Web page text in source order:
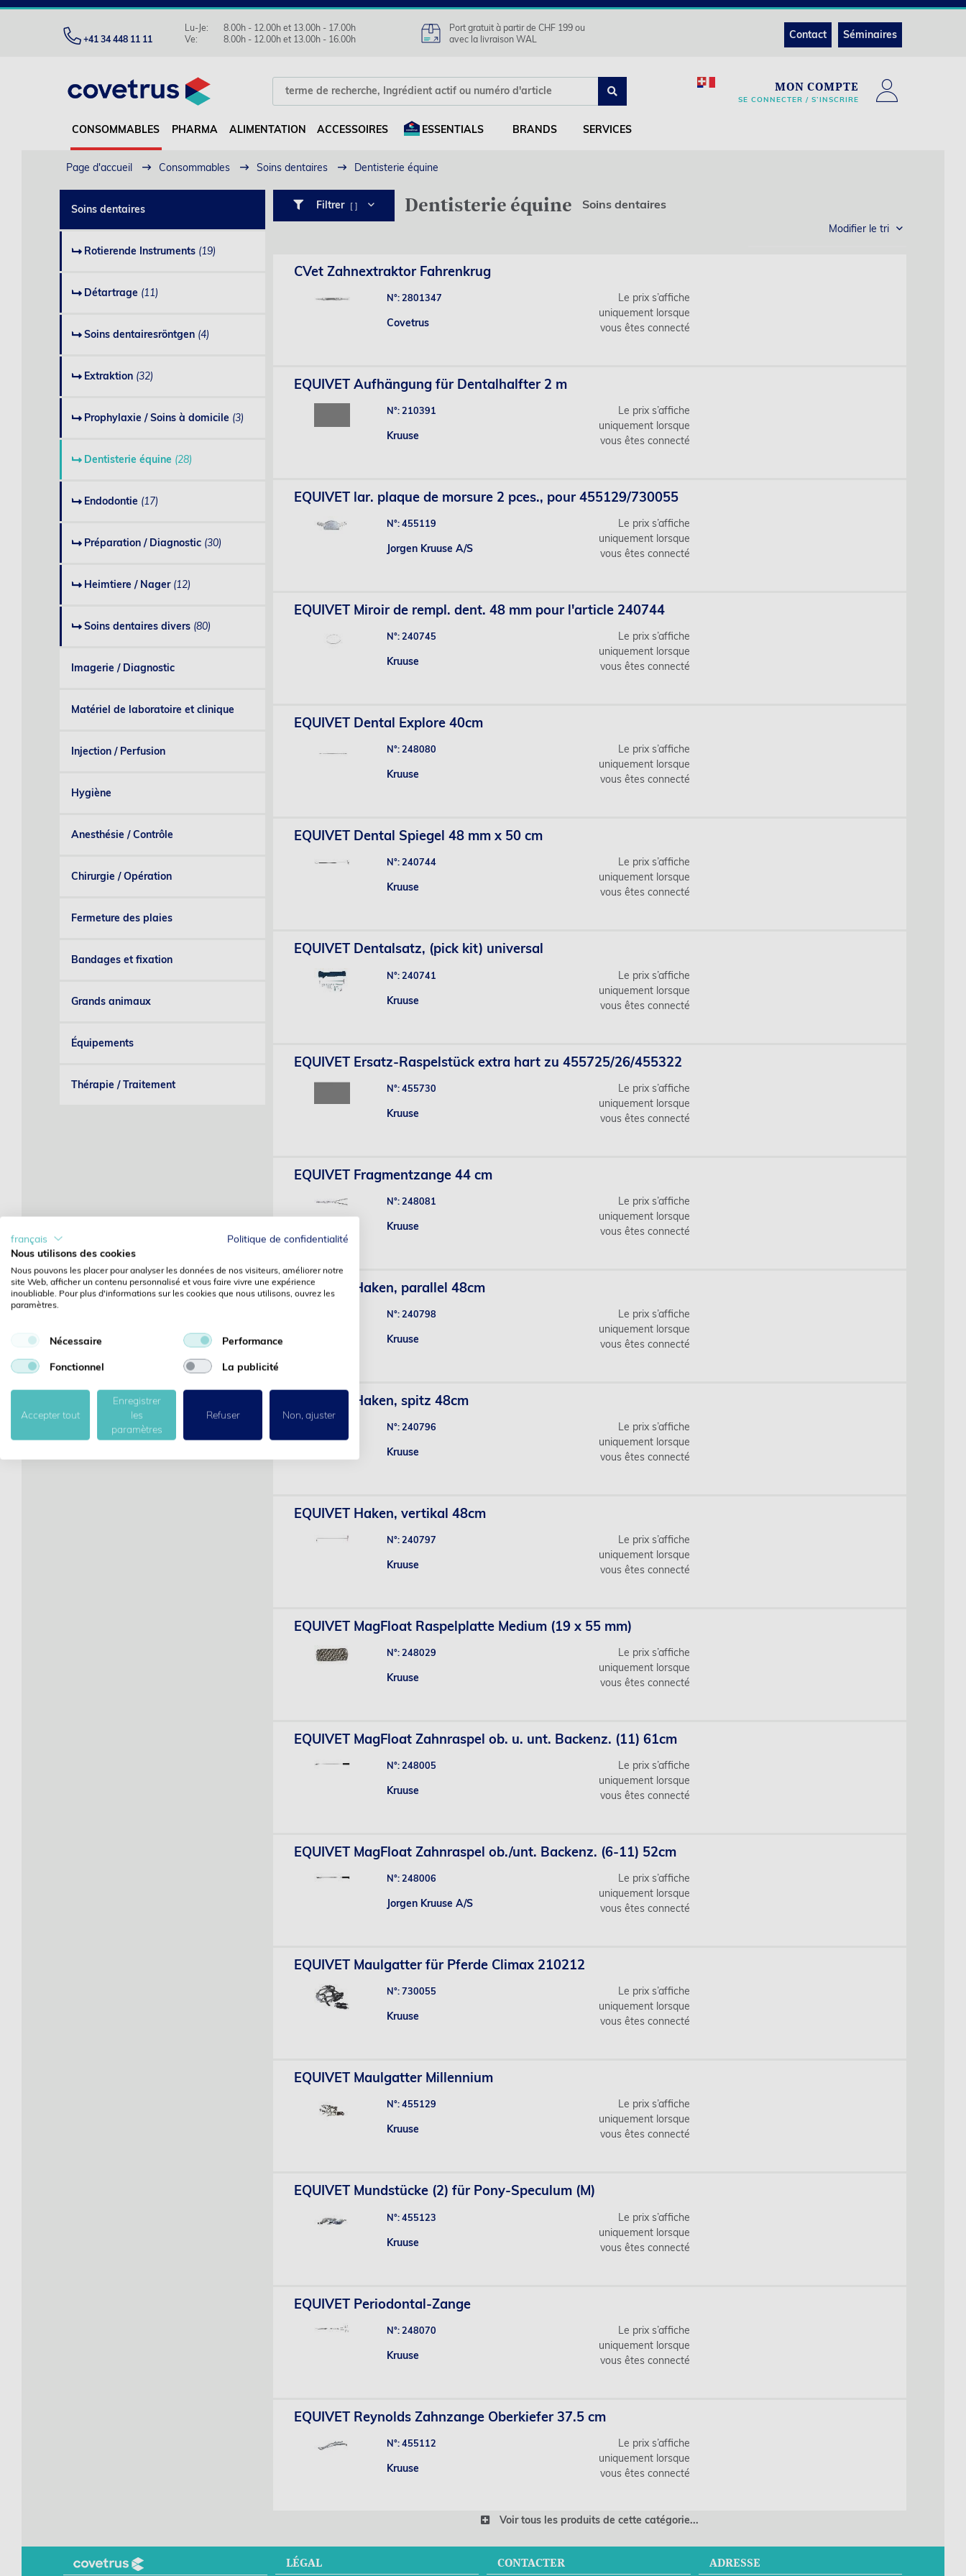
+41 34 448 11 11
Lu-Je:
Ve:
8.00h - 12.00h et 13.00h - 17.00h
8.00h - 12.00h et 13.00h - 16.00h
Port gratuit à partir de CHF 199 ou
avec la livraison WAL
Contact Séminaires
CONSOMMABLES PHARMA ALIMENTATION ACCESSOIRES ESSENTIALS BRANDS SERVICES
MON COMPTE
SE CONNECTER / S’INSCRIRE
Page d'accueil Consommables Soins dentaires Dentisterie équine
Soins dentaires
Rotierende Instruments (19)
Détartrage (11)
Soins dentairesröntgen (4)
Extraktion (32)
Prophylaxie / Soins à domicile (3)
Dentisterie équine (28)
Endodontie (17)
Préparation / Diagnostic (30)
Heimtiere / Nager (12)
Soins dentaires divers (80)
Imagerie / Diagnostic
Matériel de laboratoire et clinique
Injection / Perfusion
Hygiène
Anesthésie / Contrôle
Chirurgie / Opération
Fermeture des plaies
Bandages et fixation
Grands animaux
Équipements
Thérapie / Traitement
Filtrer [ ] Dentisterie équine Soins dentaires
Modifier le tri
CVet Zahnextraktor Fahrenkrug
N°: 2801347
Covetrus
Le prix s’affiche
uniquement lorsque
vous êtes connecté
EQUIVET Aufhängung für Dentalhalfter 2 m
N°: 210391
Kruuse
Le prix s’affiche
uniquement lorsque
vous êtes connecté
EQUIVET lar. plaque de morsure 2 pces., pour 455129/730055
N°: 455119
Jorgen Kruuse A/S
Le prix s’affiche
uniquement lorsque
vous êtes connecté
EQUIVET Miroir de rempl. dent. 48 mm pour l'article 240744
N°: 240745
Kruuse
Le prix s’affiche
uniquement lorsque
vous êtes connecté
EQUIVET Dental Explore 40cm
N°: 248080
Kruuse
Le prix s’affiche
uniquement lorsque
vous êtes connecté
EQUIVET Dental Spiegel 48 mm x 50 cm
N°: 240744
Kruuse
Le prix s’affiche
uniquement lorsque
vous êtes connecté
EQUIVET Dentalsatz, (pick kit) universal
N°: 240741
Kruuse
Le prix s’affiche
uniquement lorsque
vous êtes connecté
EQUIVET Ersatz-Raspelstück extra hart zu 455725/26/455322
N°: 455730
Kruuse
Le prix s’affiche
uniquement lorsque
vous êtes connecté
EQUIVET Fragmentzange 44 cm
N°: 248081
Kruuse
Le prix s’affiche
uniquement lorsque
vous êtes connecté
EQUIVET Haken, parallel 48cm
N°: 240798
Kruuse
Le prix s’affiche
uniquement lorsque
vous êtes connecté
EQUIVET Haken, spitz 48cm
N°: 240796
Kruuse
Le prix s’affiche
uniquement lorsque
vous êtes connecté
EQUIVET Haken, vertikal 48cm
N°: 240797
Kruuse
Le prix s’affiche
uniquement lorsque
vous êtes connecté
EQUIVET MagFloat Raspelplatte Medium (19 x 55 mm)
N°: 248029
Kruuse
Le prix s’affiche
uniquement lorsque
vous êtes connecté
EQUIVET MagFloat Zahnraspel ob. u. unt. Backenz. (11) 61cm
N°: 248005
Kruuse
Le prix s’affiche
uniquement lorsque
vous êtes connecté
EQUIVET MagFloat Zahnraspel ob./unt. Backenz. (6-11) 52cm
N°: 248006
Jorgen Kruuse A/S
Le prix s’affiche
uniquement lorsque
vous êtes connecté
EQUIVET Maulgatter für Pferde Climax 210212
N°: 730055
Kruuse
Le prix s’affiche
uniquement lorsque
vous êtes connecté
EQUIVET Maulgatter Millennium
N°: 455129
Kruuse
Le prix s’affiche
uniquement lorsque
vous êtes connecté
EQUIVET Mundstücke (2) für Pony-Speculum (M)
N°: 455123
Kruuse
Le prix s’affiche
uniquement lorsque
vous êtes connecté
EQUIVET Periodontal-Zange
N°: 248070
Kruuse
Le prix s’affiche
uniquement lorsque
vous êtes connecté
EQUIVET Reynolds Zahnzange Oberkiefer 37.5 cm
N°: 455112
Kruuse
Le prix s’affiche
uniquement lorsque
vous êtes connecté
Voir tous les produits de cette catégorie...
LÉGAL CONTACTER ADRESSE
français
Politique de confidentialité
Nous utilisons des cookies
Nous pouvons les placer pour analyser les données de nos visiteurs, améliorer notre
site Web, afficher un contenu personnalisé et vous faire vivre une expérience
inoubliable. Pour plus d'informations sur les cookies que nous utilisons, ouvrez les
paramètres.
Nécessaire Performance
Fonctionnel La publicité
Accepter tout
Enregistrer
les
paramètres
Refuser Non, ajuster